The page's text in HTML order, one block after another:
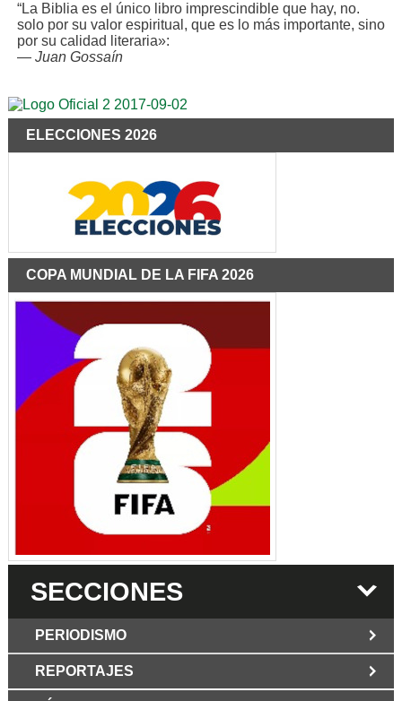
“La Biblia es el único libro imprescindible que hay, no.
solo por su valor espiritual, que es lo más importante, sino
por su calidad literaria»:
— Juan Gossaín
ELECCIONES 2026
COPA MUNDIAL DE LA FIFA 2026
SECCIONES
PERIODISMO
Los Periodist@s
REPORTAJES